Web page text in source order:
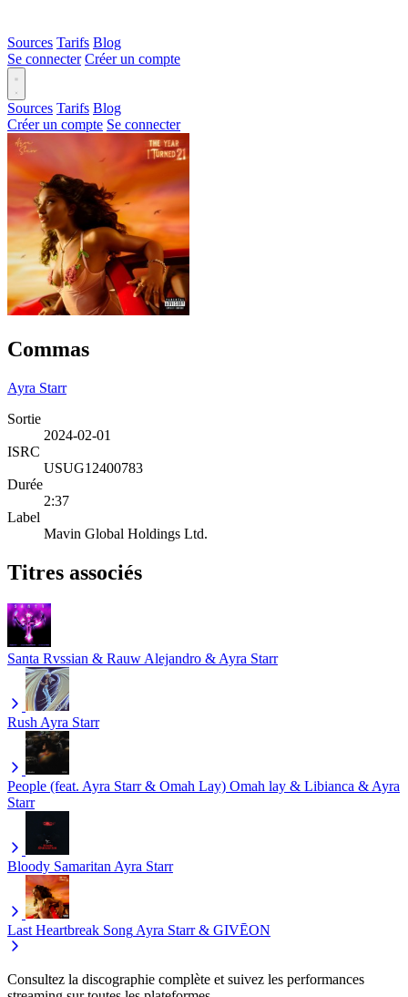
Sources Tarifs Blog
Se connecter Créer un compte
Sources Tarifs Blog
Créer un compte Se connecter
Commas
Ayra Starr
Sortie
2024-02-01
ISRC
USUG12400783
Durée
2:37
Label
Mavin Global Holdings Ltd.
Titres associés
Santa Rvssian & Rauw Alejandro & Ayra Starr
Rush Ayra Starr
People (feat. Ayra Starr & Omah Lay) Omah lay & Libianca & Ayra
Starr
Bloody Samaritan Ayra Starr
Last Heartbreak Song Ayra Starr & GIVĒON
Consultez la discographie complète et suivez les performances